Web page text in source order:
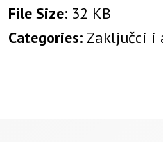
File Size: 32 KB
Categories: Zaključci i